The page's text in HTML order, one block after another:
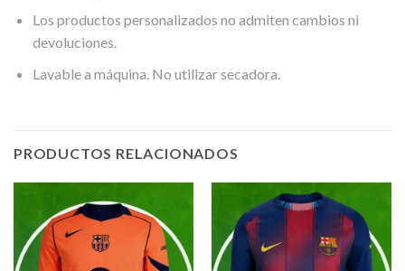
Los productos personalizados no admiten cambios ni
devoluciones.
Lavable a máquina. No utilizar secadora.
PRODUCTOS RELACIONADOS